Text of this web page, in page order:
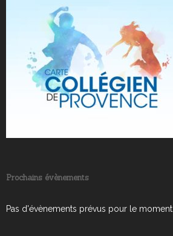
Prochains évènements
Pas d'évènements prévus pour le moment.